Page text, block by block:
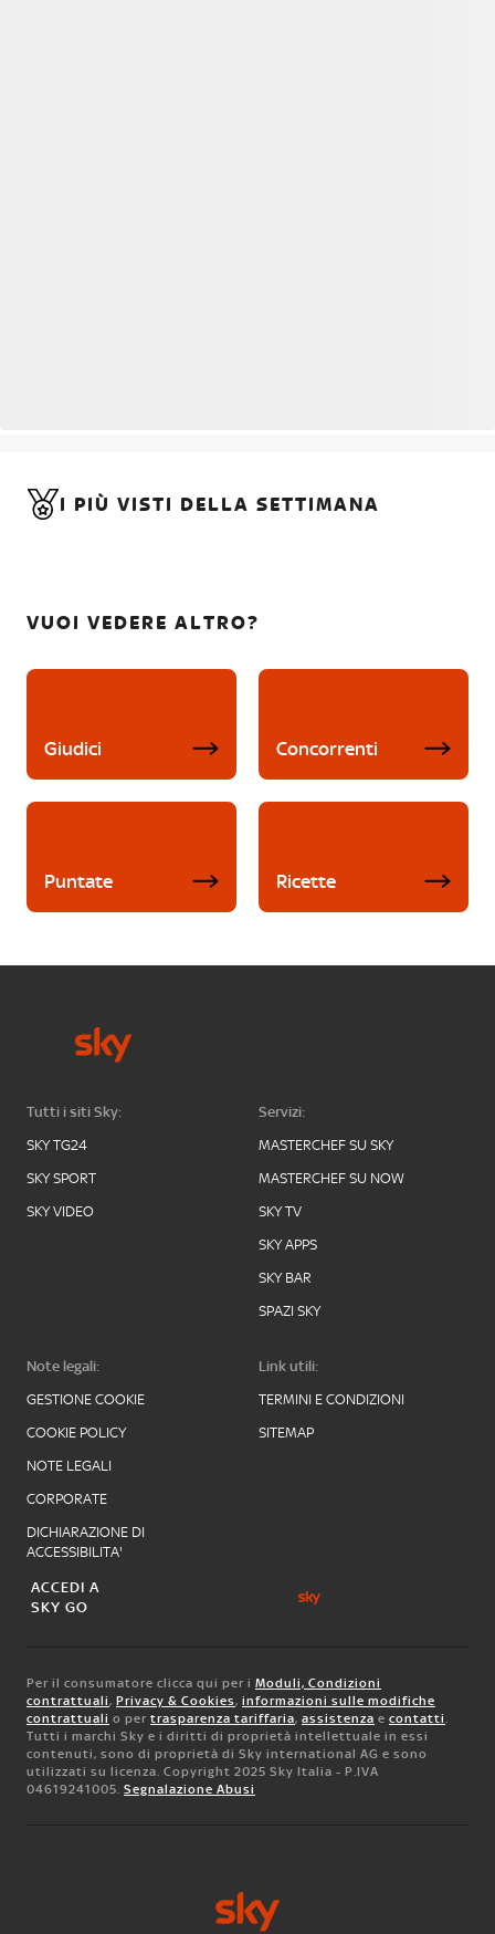
I PIÙ VISTI DELLA SETTIMANA
VUOI VEDERE ALTRO?
Giudici Concorrenti
Puntate Ricette
Tutti i siti Sky:
SKY TG24
SKY SPORT
SKY VIDEO
Servizi:
MASTERCHEF SU SKY
MASTERCHEF SU NOW
SKY TV
SKY APPS
SKY BAR
SPAZI SKY
Note legali:
GESTIONE COOKIE
COOKIE POLICY
NOTE LEGALI
CORPORATE
DICHIARAZIONE DI
ACCESSIBILITA'
Link utili:
TERMINI E CONDIZIONI
SITEMAP
ACCEDI A
SKY GO
Per il consumatore clicca qui per i Moduli, Condizioni
contrattuali, Privacy & Cookies, informazioni sulle modifiche
contrattuali o per trasparenza tariffaria, assistenza e contatti.
Tutti i marchi Sky e i diritti di proprietà intellettuale in essi
contenuti, sono di proprietà di Sky international AG e sono
utilizzati su licenza. Copyright 2025 Sky Italia - P.IVA
04619241005. Segnalazione Abusi